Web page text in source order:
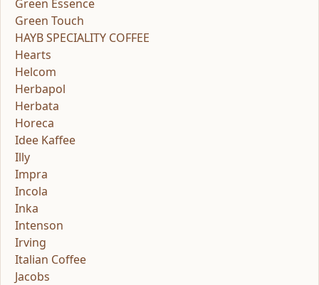
Green Essence
Green Touch
HAYB SPECIALITY COFFEE
Hearts
Helcom
Herbapol
Herbata
Horeca
Idee Kaffee
Illy
Impra
Incola
Inka
Intenson
Irving
Italian Coffee
Jacobs